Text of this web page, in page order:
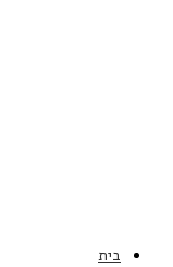
בית